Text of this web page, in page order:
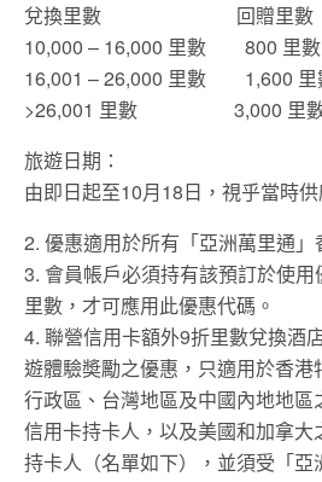
兌換里數 回贈里數
10,000 – 16,000 里數 800 里數
16,001 – 26,000 里數 1,600 里
>26,001 里數 3,000 里
旅遊日期：
由即日起至10月18日，視乎當時
2. 優惠適用於所有「亞洲萬里通」
3. 會員帳戶必須持有該預訂於使
里數，才可應用此優惠代碼。
4. 聯營信用卡額外9折里數兌換酒
遊體驗奬勵之優惠，只適用於香港
行政區、台灣地區及中國內地地區
信用卡持卡人，以及美國和加拿
持卡人（名單如下），並須受「亞